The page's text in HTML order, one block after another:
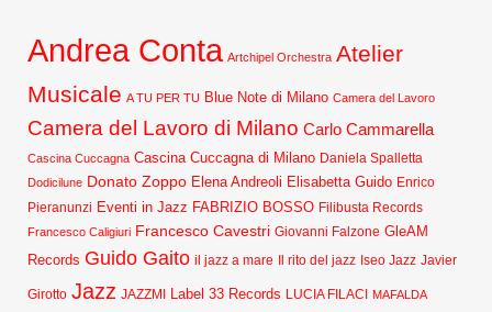
Andrea Conta Artchipel Orchestra Atelier
Musicale A TU PER TU Blue Note di Milano Camera del Lavoro
Camera del Lavoro di Milano Carlo Cammarella
Cascina Cuccagna Cascina Cuccagna di Milano Daniela Spalletta
Dodicilune Donato Zoppo Elena Andreoli Elisabetta Guido Enrico
Pieranunzi Eventi in Jazz FABRIZIO BOSSO Filibusta Records
Francesco Caligiuri Francesco Cavestri Giovanni Falzone GleAM
Records Guido Gaito il jazz a mare Il rito del jazz Iseo Jazz Javier
Girotto Jazz JAZZMI Label 33 Records LUCIA FILACI MAFALDA